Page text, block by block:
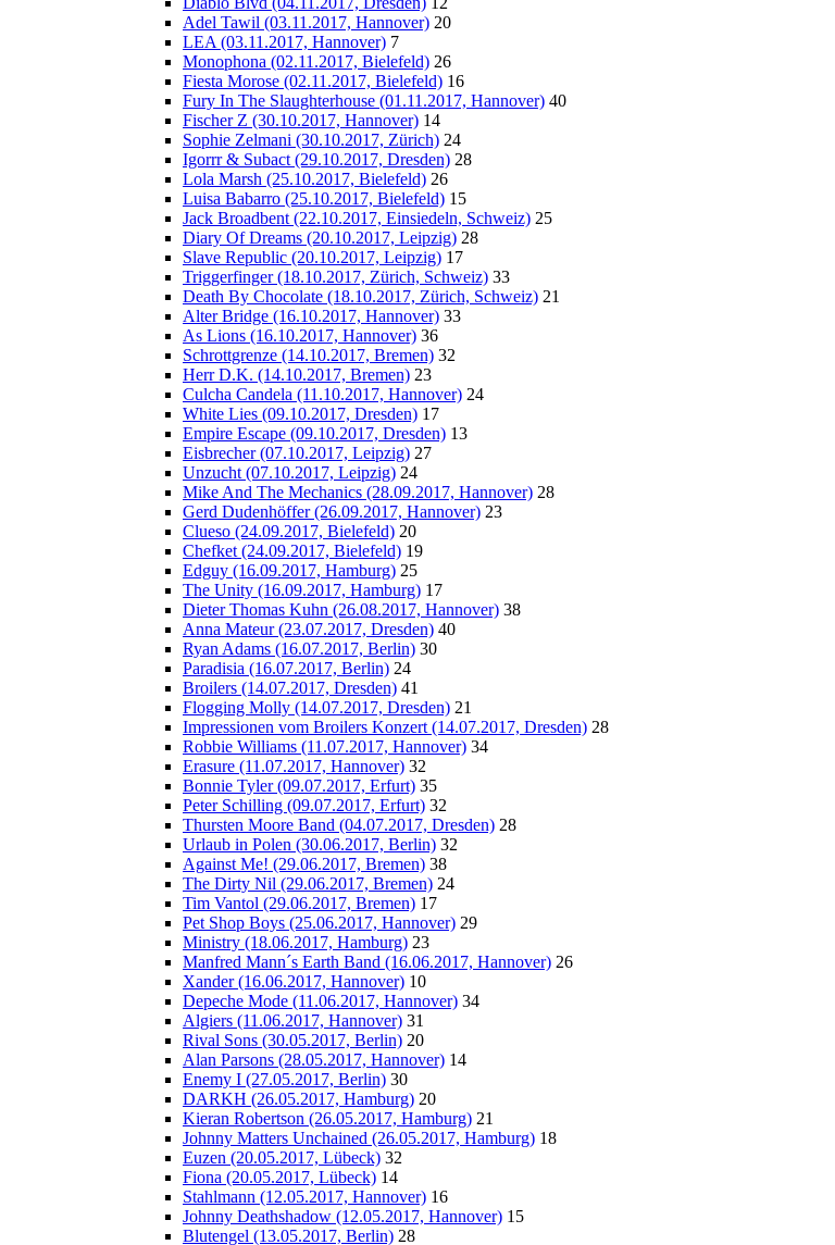
Adel Tawil (03.11.2017, Hannover) 20
LEA (03.11.2017, Hannover) 7
Monophona (02.11.2017, Bielefeld) 26
Fiesta Morose (02.11.2017, Bielefeld) 16
Fury In The Slaughterhouse (01.11.2017, Hannover) 40
Fischer Z (30.10.2017, Hannover) 14
Sophie Zelmani (30.10.2017, Zürich) 24
Igorrr & Subact (29.10.2017, Dresden) 28
Lola Marsh (25.10.2017, Bielefeld) 26
Luisa Babarro (25.10.2017, Bielefeld) 15
Jack Broadbent (22.10.2017, Einsiedeln, Schweiz) 25
Diary Of Dreams (20.10.2017, Leipzig) 28
Slave Republic (20.10.2017, Leipzig) 17
Triggerfinger (18.10.2017, Zürich, Schweiz) 33
Death By Chocolate (18.10.2017, Zürich, Schweiz) 21
Alter Bridge (16.10.2017, Hannover) 33
As Lions (16.10.2017, Hannover) 36
Schrottgrenze (14.10.2017, Bremen) 32
Herr D.K. (14.10.2017, Bremen) 23
Culcha Candela (11.10.2017, Hannover) 24
White Lies (09.10.2017, Dresden) 17
Empire Escape (09.10.2017, Dresden) 13
Eisbrecher (07.10.2017, Leipzig) 27
Unzucht (07.10.2017, Leipzig) 24
Mike And The Mechanics (28.09.2017, Hannover) 28
Gerd Dudenhöffer (26.09.2017, Hannover) 23
Clueso (24.09.2017, Bielefeld) 20
Chefket (24.09.2017, Bielefeld) 19
Edguy (16.09.2017, Hamburg) 25
The Unity (16.09.2017, Hamburg) 17
Dieter Thomas Kuhn (26.08.2017, Hannover) 38
Anna Mateur (23.07.2017, Dresden) 40
Ryan Adams (16.07.2017, Berlin) 30
Paradisia (16.07.2017, Berlin) 24
Broilers (14.07.2017, Dresden) 41
Flogging Molly (14.07.2017, Dresden) 21
Impressionen vom Broilers Konzert (14.07.2017, Dresden) 28
Robbie Williams (11.07.2017, Hannover) 34
Erasure (11.07.2017, Hannover) 32
Bonnie Tyler (09.07.2017, Erfurt) 35
Peter Schilling (09.07.2017, Erfurt) 32
Thursten Moore Band (04.07.2017, Dresden) 28
Urlaub in Polen (30.06.2017, Berlin) 32
Against Me! (29.06.2017, Bremen) 38
The Dirty Nil (29.06.2017, Bremen) 24
Tim Vantol (29.06.2017, Bremen) 17
Pet Shop Boys (25.06.2017, Hannover) 29
Ministry (18.06.2017, Hamburg) 23
Manfred Mann´s Earth Band (16.06.2017, Hannover) 26
Xander (16.06.2017, Hannover) 10
Depeche Mode (11.06.2017, Hannover) 34
Algiers (11.06.2017, Hannover) 31
Rival Sons (30.05.2017, Berlin) 20
Alan Parsons (28.05.2017, Hannover) 14
Enemy I (27.05.2017, Berlin) 30
DARKH (26.05.2017, Hamburg) 20
Kieran Robertson (26.05.2017, Hamburg) 21
Johnny Matters Unchained (26.05.2017, Hamburg) 18
Euzen (20.05.2017, Lübeck) 32
Fiona (20.05.2017, Lübeck) 14
Stahlmann (12.05.2017, Hannover) 16
Johnny Deathshadow (12.05.2017, Hannover) 15
Blutengel (13.05.2017, Berlin) 28